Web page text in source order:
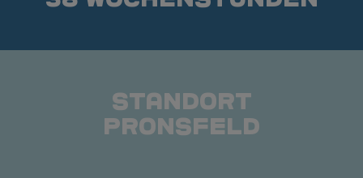
Standort
Pronsfeld